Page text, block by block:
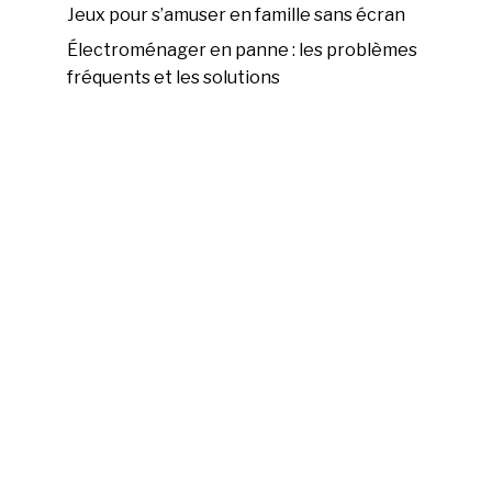
Jeux pour s’amuser en famille sans écran
Électroménager en panne : les problèmes
fréquents et les solutions